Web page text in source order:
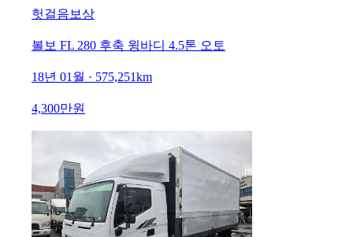
헛걸음보상
볼보 FL 280 후축 윙바디 4.5톤 오토
18년 01월 · 575,251km
4,300만원